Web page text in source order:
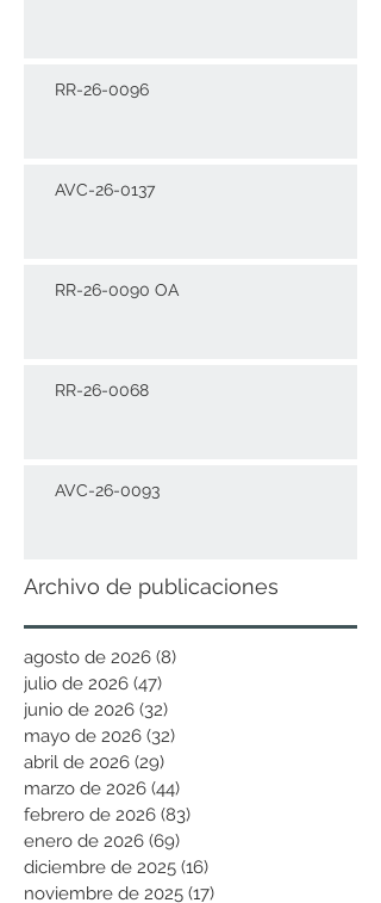
RR-26-0096
AVC-26-0137
RR-26-0090 OA
RR-26-0068
AVC-26-0093
Archivo de publicaciones
agosto de 2026 (8)
julio de 2026 (47)
junio de 2026 (32)
mayo de 2026 (32)
abril de 2026 (29)
marzo de 2026 (44)
febrero de 2026 (83)
enero de 2026 (69)
diciembre de 2025 (16)
noviembre de 2025 (17)